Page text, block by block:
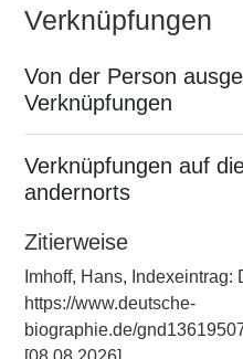
Verknüpfungen
Von der Person
Verknüpfungen
Verknüpfungen auf
andernorts
Zitierweise
Imhoff, Hans,
https://www.deutsche-
biographie.de/